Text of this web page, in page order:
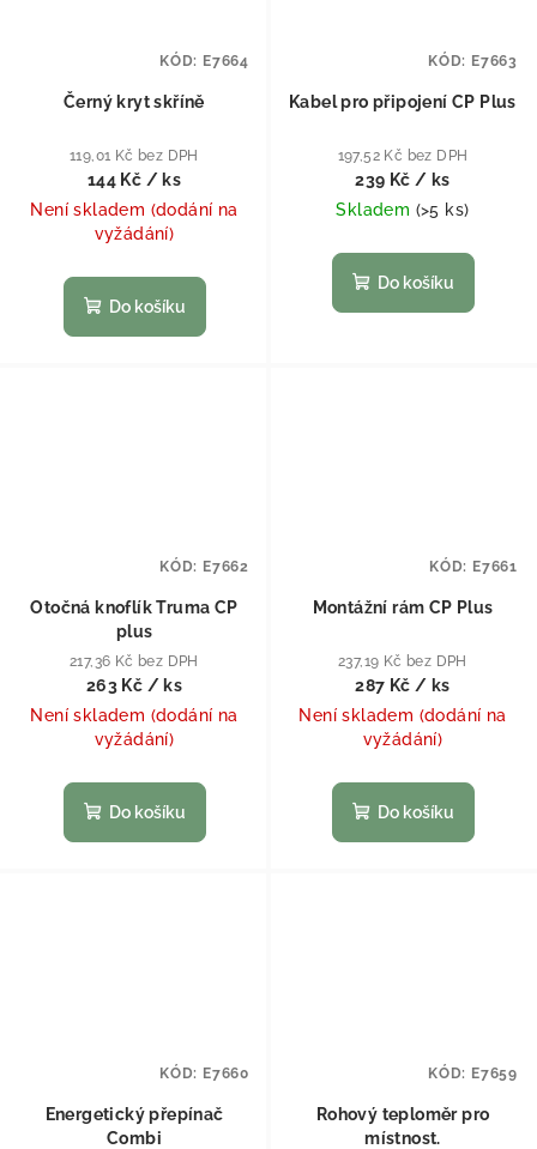
Černý kryt skříně
119,01 Kč bez DPH
144 Kč / ks
Není skladem (dodání na
vyžádání)
Do košíku
KÓD: E7664
Kabel pro připojení CP Plus
197,52 Kč bez DPH
239 Kč / ks
Skladem (>5 ks)
Do košíku
KÓD: E7663
Otočná knoflík Truma CP
plus
217,36 Kč bez DPH
263 Kč / ks
Není skladem (dodání na
vyžádání)
Do košíku
KÓD: E7662
Montážní rám CP Plus
237,19 Kč bez DPH
287 Kč/ ks
Není skladem (dodání na
vyžádání)
Do košíku
KÓD: E7661
Energetický přepínač
Combi
KÓD: E7660
Rohový teploměr pro
místnost.
KÓD: E7659